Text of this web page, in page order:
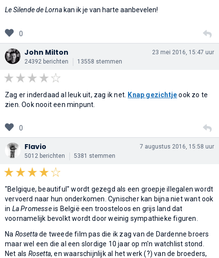
Le Silende de Lorna kan ik je van harte aanbevelen!
0
John Milton
24392 berichten 13558 stemmen
23 mei 2016, 15:47 uur
Zag er inderdaad al leuk uit, zag ik net. Knap gezichtjeook zo te
zien. Ook nooit een minpunt.
0
Flavio
5012 berichten 5381 stemmen
7 augustus 2016, 15:58 uur
"Belgique, beautiful" wordt gezegd als een groepje illegalen wordt
vervoerd naar hun onderkomen. Cynischer kan bijna niet want ook
in La Promesseis België een troosteloos en grijs land dat
voornamelijk bevolkt wordt door weinig sympathieke figuren.
Na Rosettade tweede film pas die ik zag van de Dardenne broers
maar wel een die al een slordige 10 jaar op m'n watchlist stond.
Net als Rosetta, en waarschijnlijk al het werk (?) van de broeders,